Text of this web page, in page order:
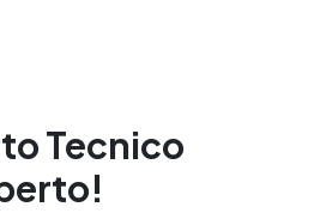
Tecnico